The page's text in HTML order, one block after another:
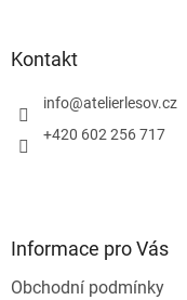
Kontakt
info@atelierlesov.cz
+420 602 256 717
Informace pro Vás
Obchodní podmínky